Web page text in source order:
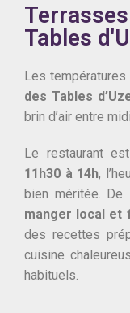
Tables
Les
des Tables
brin d’air entre
Le restaurant
11h30 à 14h,
bien méritée. De
manger local et
des recettes
cuisine
habituels.